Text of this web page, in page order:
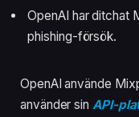
OpenAI har ditchat
phishing-försök.
OpenAI använde
använder sinAPI-